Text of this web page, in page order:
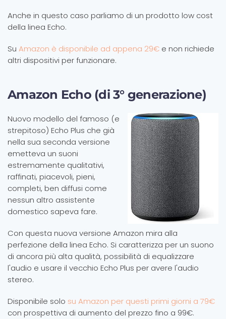
Anche in questo caso parliamo di un prodotto low cost
della linea Echo.
Su Amazon è disponibile ad appena 29€ e non richiede
altri dispositivi per funzionare.
Amazon Echo (di 3° generazione)
Nuovo modello del famoso (e
strepitoso) Echo Plus che già
nella sua seconda versione
emetteva un suoni
estremamente qualitativi,
raffinati, piacevoli, pieni,
completi, ben diffusi come
nessun altro assistente
domestico sapeva fare.
Con questa nuova versione Amazon mira alla
perfezione della linea Echo. Si caratterizza per un suono
di ancora più alta qualità, possibilità di equalizzare
l'audio e usare il vecchio Echo Plus per avere l'audio
stereo.
Disponibile solo su Amazon per questi primi giorni a 79€
con prospettiva di aumento del prezzo fino a 99€.